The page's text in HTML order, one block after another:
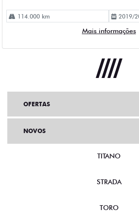
OFERTAS
NOVOS
TITANO
STRADA
TORO